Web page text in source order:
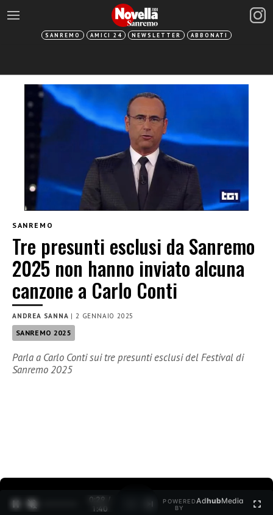
SANREMO AMICI 24 NEWSLETTER ABBONATI
SANREMO
Tre presunti esclusi da Sanremo
2025 non hanno inviato alcuna
canzone a Carlo Conti
ANDREA SANNA |2 GENNAIO 2025
SANREMO 2025
Parla a Carlo Conti sui tre presunti esclusi del Festival di
Sanremo 2025
0:30 /
1:40
POWERED
BY
AdhubMedia